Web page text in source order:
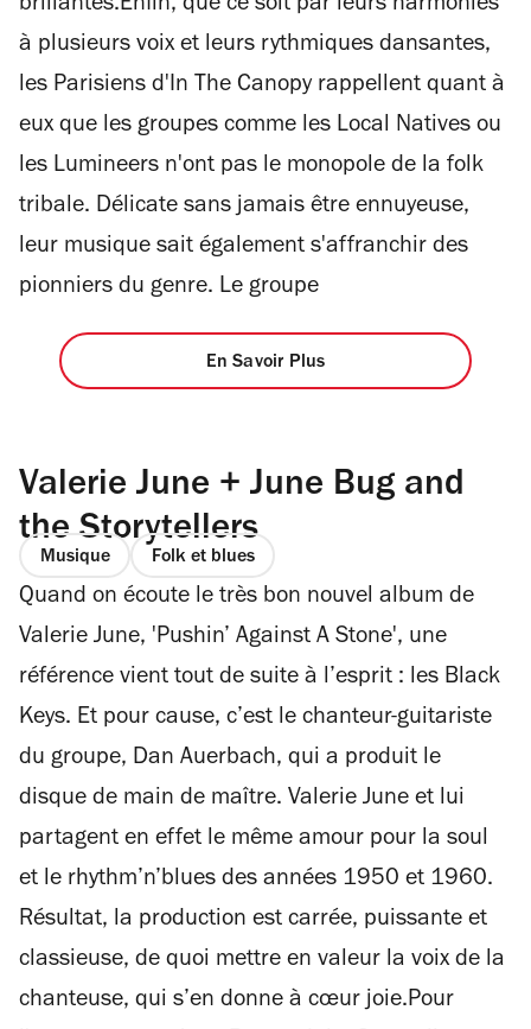
brillantes.Enfin, que ce soit par leurs harmonies
à plusieurs voix et leurs rythmiques dansantes,
les Parisiens d'In The Canopy rappellent quant à
eux que les groupes comme les Local Natives ou
les Lumineers n'ont pas le monopole de la folk
tribale. Délicate sans jamais être ennuyeuse,
leur musique sait également s'affranchir des
pionniers du genre. Le groupe
En Savoir Plus
Valerie June + June Bug and
the Storytellers
Musique Folk et blues
Quand on écoute le très bon nouvel album de
Valerie June, 'Pushin’ Against A Stone', une
référence vient tout de suite à l’esprit : les Black
Keys. Et pour cause, c’est le chanteur-guitariste
du groupe, Dan Auerbach, qui a produit le
disque de main de maître. Valerie June et lui
partagent en effet le même amour pour la soul
et le rhythm’n’blues des années 1950 et 1960.
Résultat, la production est carrée, puissante et
classieuse, de quoi mettre en valeur la voix de la
chanteuse, qui s’en donne à cœur joie.Pour